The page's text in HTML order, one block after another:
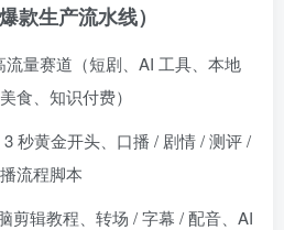
款生产流水线）
流量赛道（短剧、AI 工具、本地
食、知识付费）
秒黄金开头、口播 / 剧情 / 测评 /
流程脚本
剪辑教程、转场 / 字幕 / 配音、AI